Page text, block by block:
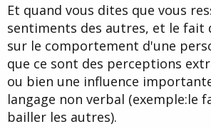
Et quand vous dites que vous
sentiments des autres, et le fait
sur le comportement d'une
que ce sont des perceptions
ou bien une influence
langage non verbal (exemple:le
bailler les autres).